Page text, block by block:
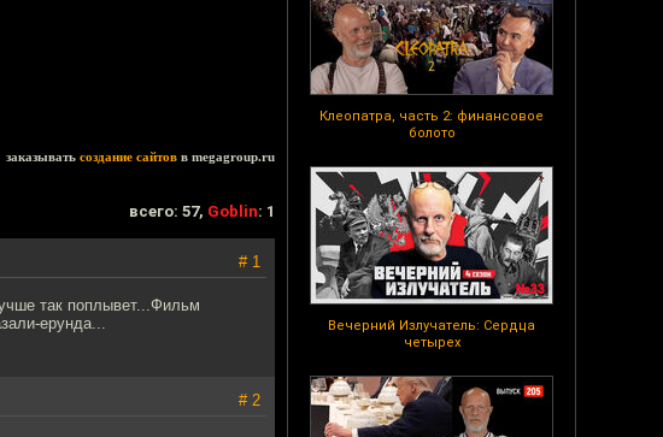
Клеопатра, часть 2: финансовое
болото
Вечерний Излучатель: Сердца
четырех
заказывать создание сайтов в megagroup.ru
всего: 57, Goblin: 1
# 1
так поплывет...Фильм
ерунда...
# 2